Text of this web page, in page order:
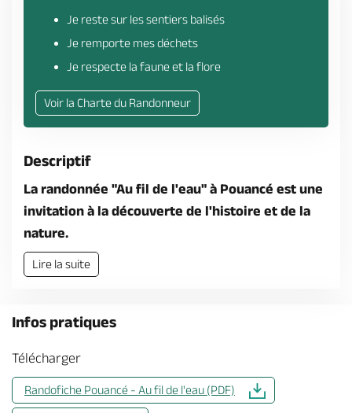
Je reste sur les sentiers balisés
Je remporte mes déchets
Je respecte la faune et la flore
Voir la Charte du Randonneur
Descriptif
La randonnée "Au fil de l'eau" à Pouancé est une
invitation à la découverte de l'histoire et de la
nature.
Lire la suite
Infos pratiques
Télécharger
Randofiche Pouancé - Au fil de l'eau (PDF)